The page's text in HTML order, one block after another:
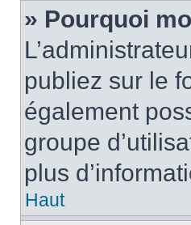
» Pourquoi
publiez sur le
également
groupe
plus
Haut